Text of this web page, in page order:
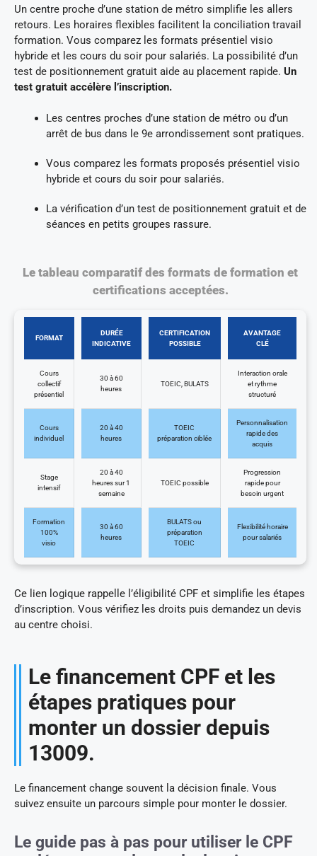
Un centre proche d’une station de métro simplifie les allers
retours. Les horaires flexibles facilitent la conciliation travail
formation. Vous comparez les formats présentiel visio
hybride et les cours du soir pour salariés. La possibilité d’un
test de positionnement gratuit aide au placement rapide. Un
test gratuit accélère l’inscription.
Les centres proches d’une station de métro ou d’un
arrêt de bus dans le 9e arrondissement sont pratiques.
Vous comparez les formats proposés présentiel visio
hybride et cours du soir pour salariés.
La vérification d’un test de positionnement gratuit et de
séances en petits groupes rassure.
Le tableau comparatif des formats de formation et
certifications acceptées.
FORMAT
DURÉE
INDICATIVE
CERTIFICATION
POSSIBLE
AVANTAGE
CLÉ
Cours
collectif
présentiel
30 à 60
heures
TOEIC, BULATS
Interaction orale
et rythme
structuré
Cours
individuel
20 à 40
heures
TOEIC
préparation ciblée
Personnalisation
rapide des
acquis
Stage
intensif
20 à 40
heures sur 1
semaine
TOEIC possible
Progression
rapide pour
besoin urgent
Formation
100%
visio
30 à 60
heures
BULATS ou
préparation
TOEIC
Flexibilité horaire
pour salariés
Ce lien logique rappelle l’éligibilité CPF et simplifie les étapes
d’inscription. Vous vérifiez les droits puis demandez un devis
au centre choisi.
Le financement CPF et les
étapes pratiques pour
monter un dossier depuis
13009.
Le financement change souvent la décision finale. Vous
suivez ensuite un parcours simple pour monter le dossier.
Le guide pas à pas pour utiliser le CPF